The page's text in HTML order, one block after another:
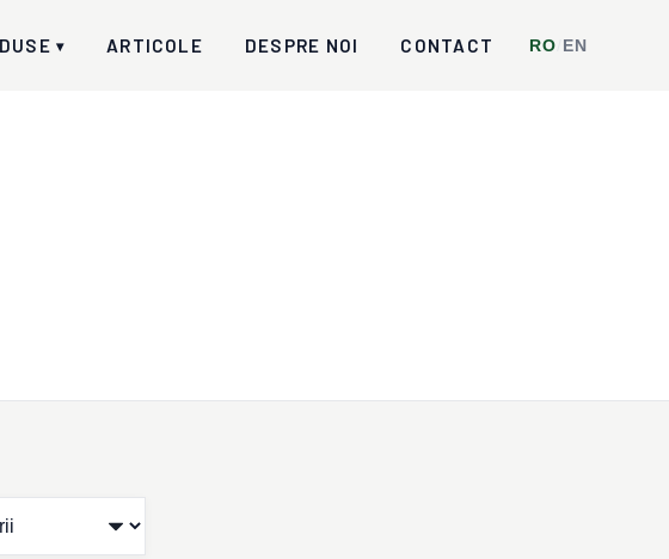
▾ ARTICOLE DESPRE NOI CONTACT RO EN